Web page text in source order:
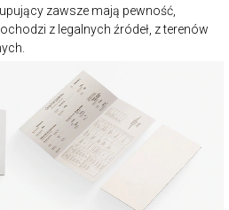
zawsze mają pewność,
z legalnych źródeł, z terenów